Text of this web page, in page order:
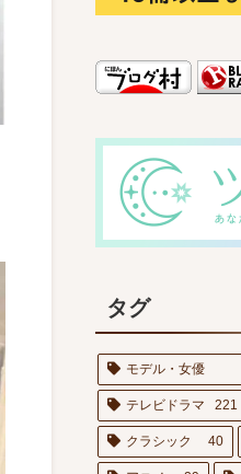
タグ
モデル・女優
テレビドラマ 221
クラシック 40